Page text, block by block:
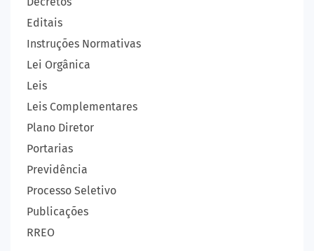
Editais
Instruções Normativas
Lei Orgânica
Leis
Leis Complementares
Plano Diretor
Portarias
Previdência
Processo Seletivo
Publicações
RREO